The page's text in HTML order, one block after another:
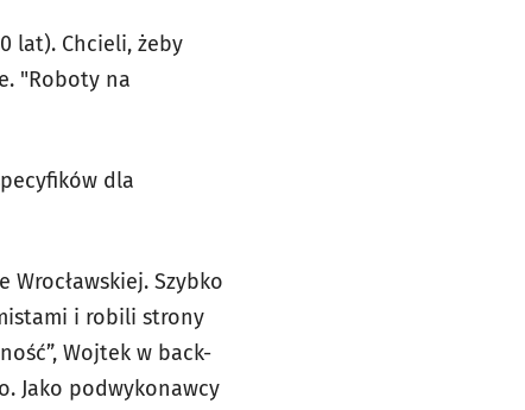
lat). Chcieli, żeby
"Roboty na
dla
Szybko
i robili strony
Wojtek w back-
Jako podwykonawcy